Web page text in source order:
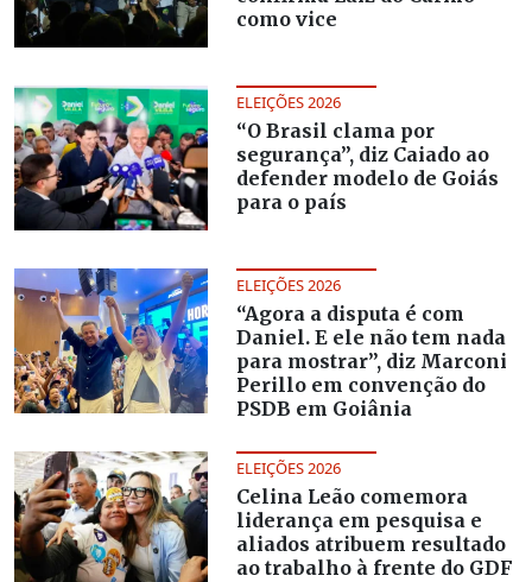
como vice
ELEIÇÕES 2026
“O Brasil clama por
segurança”, diz Caiado ao
defender modelo de Goiás
para o país
ELEIÇÕES 2026
“Agora a disputa é com
Daniel. E ele não tem nada
para mostrar”, diz Marconi
Perillo em convenção do
PSDB em Goiânia
ELEIÇÕES 2026
Celina Leão comemora
liderança em pesquisa e
aliados atribuem resultado
ao trabalho à frente do GDF